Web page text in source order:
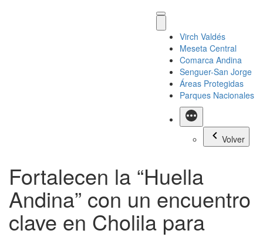
Virch Valdés
Meseta Central
Comarca Andina
Senguer-San Jorge
Áreas Protegidas
Parques Nacionales
Más
Volver
Fortalecen la “Huella
Andina” con un encuentro
clave en Cholila para